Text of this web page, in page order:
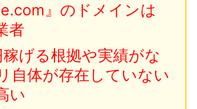
』のドメインは
者
げる根拠や実績がな
自体が存在していない
い